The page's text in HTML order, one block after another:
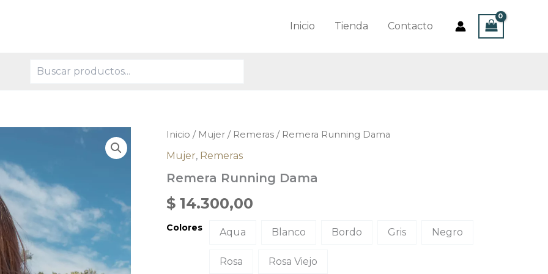
Inicio Tienda Contacto
Inicio / Mujer / Remeras / Remera Running Dama
Mujer, Remeras
Remera Running Dama
$ 14.300,00
Colores Aqua Blanco Bordo Gris Negro
Rosa Rosa Viejo
Remera
Dama